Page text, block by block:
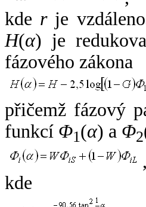
kde rje
H(α) je
fázového zákona
přičemž fázový
funkcí Φ1(α) a Φ2
,
kde